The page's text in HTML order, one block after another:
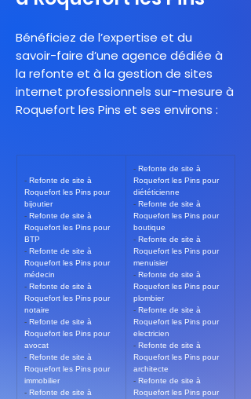
Bénéficiez de l’expertise et du
savoir-faire d’une agence dédiée à
la refonte et à la gestion de sites
internet professionnels sur-mesure à
Roquefort les Pins et ses environs :
- Refonte de site à
Roquefort les Pins pour
bijoutier
- Refonte de site à
Roquefort les Pins pour
BTP
- Refonte de site à
Roquefort les Pins pour
médecin
- Refonte de site à
Roquefort les Pins pour
notaire
- Refonte de site à
Roquefort les Pins pour
avocat
- Refonte de site à
Roquefort les Pins pour
immobilier
- Refonte de site à
- Refonte de site à
Roquefort les Pins pour
diététicienne
- Refonte de site à
Roquefort les Pins pour
boutique
- Refonte de site à
Roquefort les Pins pour
menuisier
- Refonte de site à
Roquefort les Pins pour
plombier
- Refonte de site à
Roquefort les Pins pour
electricien
- Refonte de site à
Roquefort les Pins pour
architecte
- Refonte de site à
Roquefort les Pins pour